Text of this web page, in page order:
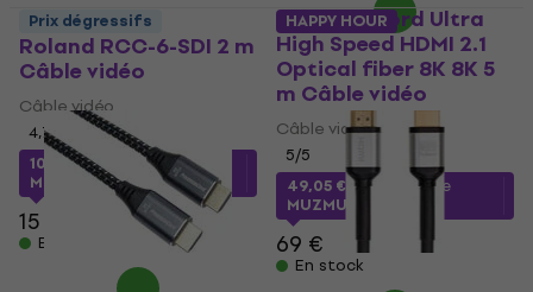
Roland RCC-6-SDI 2 m
Câble vidéo
Câble vidéo
4,7/5
10,29 €avec le code
MUZMUZ-30
15 €
En stock
PremiumCord Ultra
High Speed HDMI 2.1
Optical fiber 8K 8K 5
m Câble vidéo
Câble vidéo
5/5
49,05 € avec le code
MUZMUZ-25
69 €
En stock
Prix dégressifs HAPPY HOUR